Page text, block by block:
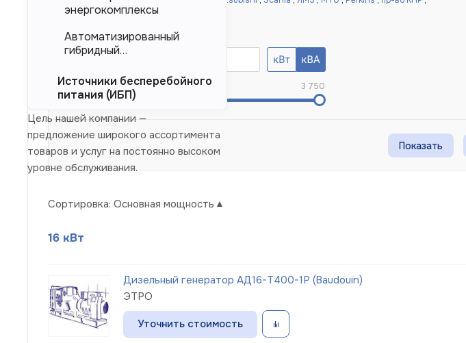
Yuchai,Weichai
Номинальная мощность, кВА
20 3 750
Сортировка: Основная мощность
16 кВт
Дизельный генератор АД16-Т400-1Р (Baudouin)
ЭТРО
Уточнить стоимость
энергокомплексы
Автоматизированный
гибридный
Источники бесперебойного
питания (ИБП)
Цель нашей компании —
предложение широкого ассортимента
товаров и услуг на постоянно высоком
уровне обслуживания.